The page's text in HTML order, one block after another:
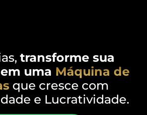
transforme sua
uma Máquina de
que cresce com
e Lucratividade.